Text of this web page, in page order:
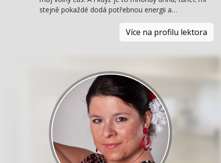
stejně pokaždé dodá potřebnou energii a…
Více na profilu lektora